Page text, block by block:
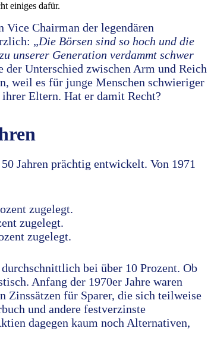
einiges dafür.
Vice Chairman der legendären
„Die Börsen sind so hoch und die
unserer Generation verdammt schwer
der Unterschied zwischen Arm und Reich
weil es für junge Menschen schwieriger
Eltern. Hat er damit Recht?
Jahren prächtig entwickelt. Von 1971
zugelegt.
zugelegt.
zugelegt.
bei über 10 Prozent. Ob
Anfang der 1970er Jahre waren
für Sparer, die sich teilweise
und andere festverzinste
dagegen kaum noch Alternativen,